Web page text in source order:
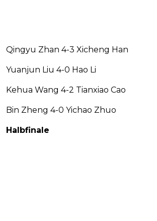
Qingyu Zhan 4-3 Xicheng Han
Yuanjun Liu 4-0 Hao Li
Kehua Wang 4-2 Tianxiao Cao
Bin Zheng 4-0 Yichao Zhuo
Halbfinale